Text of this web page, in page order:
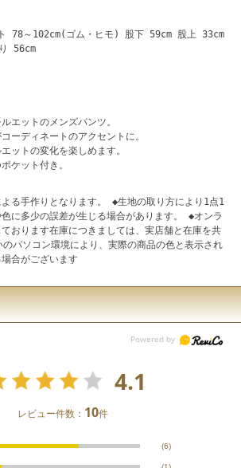
78～102cm(ゴム・ヒモ) 股下 59cm 股上 33cm
56cm
エットのメンズパンツ。
ーディネートのアクセントに。
ットの変化を楽しめます。
ケット付き。
る手作りとなります。 ◆生地の取り方により1点1
に多少の誤差が生じる場合があります。 ◆オンラ
おります在庫につきましては、実店舗と在庫を共
パソコン環境により、実際の商品の色と表示され
合がございます
4.1
レビュー件数： 10件
(6)